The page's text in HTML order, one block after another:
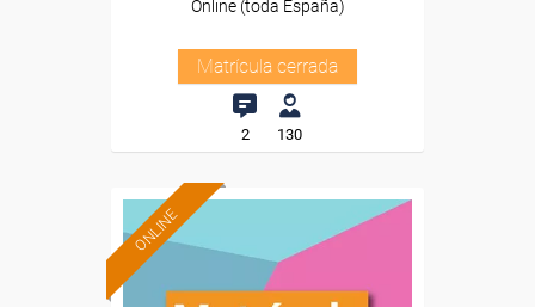
Online (toda España)
Matrícula cerrada
2 130
ONLINE